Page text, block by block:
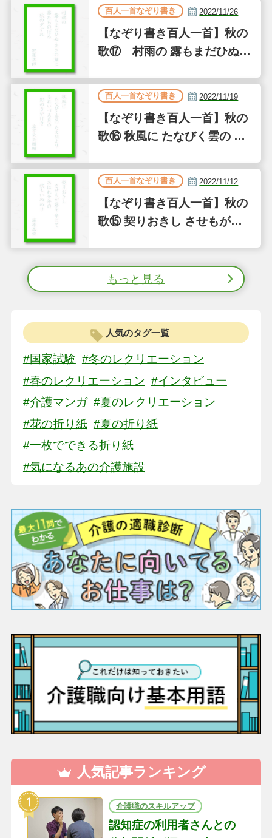
百人一首なぞり書き 2022/11/26
【なぞり書き百人一首】秋の
歌⑰ 村雨の 露もまだひぬ
の夕ぐれ
百人一首なぞり書き 2022/11/19
【なぞり書き百人一首】秋の
歌⑯ 秋風に たなびく雲の た
のさやけさ
百人一首なぞり書き 2022/11/12
【なぞり書き百人一首】秋の
歌⑮ 契りおきし させもが露
もっと見る
人気のタグ一覧
#国家試験 #冬のレクリエーション
#春のレクリエーション #インタビュー
#介護マンガ #夏のレクリエーション
#花の折り紙 #夏の折り紙
#一枚でできる折り紙
#気になるあの介護施設
人気記事ランキング
介護職のスキルアップ
認知症の利用者さんとの